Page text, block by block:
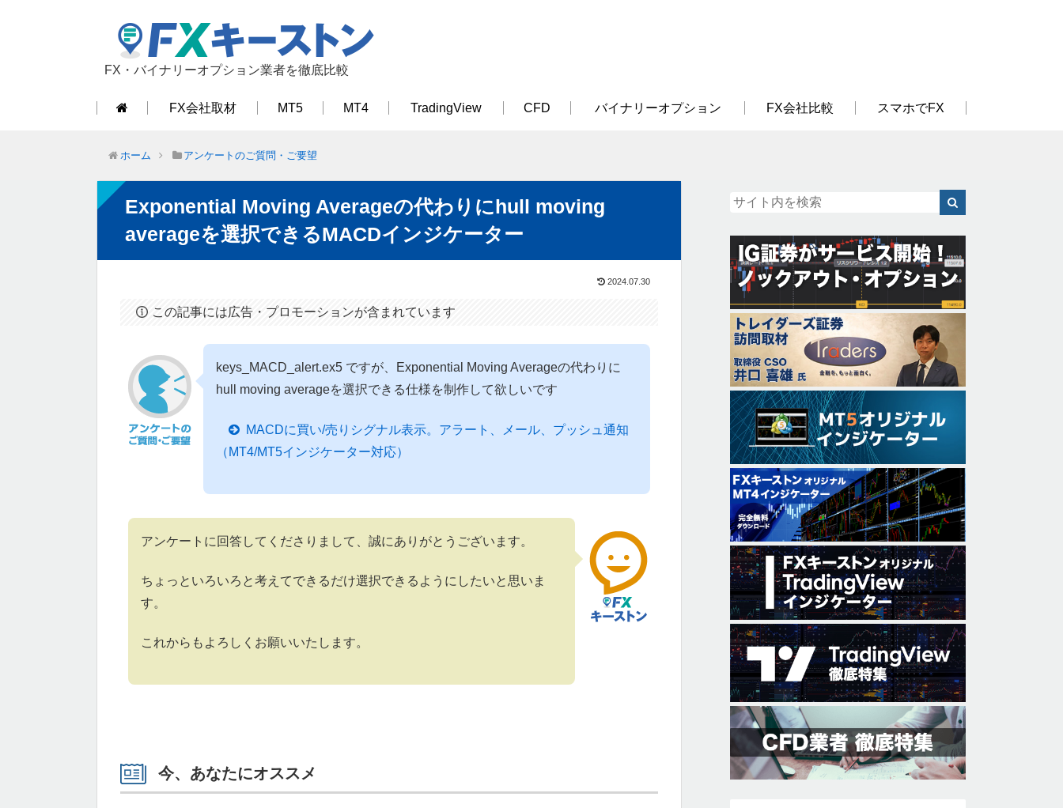
FX・バイナリーオプション業者を徹底比較
FX会社取材 MT5 MT4 TradingView CFD バイナリーオプション FX会社比較 スマホでFX
ホーム アンケートのご質問・ご要望
Exponential Moving Averageの代わりにhull moving
averageを選択できるMACDインジケーター
2024.07.30
この記事には広告・プロモーションが含まれています
keys_MACD_alert.ex5 ですが、Exponential Moving Averageの代わりに
hull moving averageを選択できる仕様を制作して欲しいです
MACDに買い/売りシグナル表示。アラート、メール、プッシュ通知
（MT4/MT5インジケーター対応）
アンケートに回答してくださりまして、誠にありがとうございます。
ちょっといろいろと考えてできるだけ選択できるようにしたいと思いま
す。
これからもよろしくお願いいたします。
今、あなたにオススメ